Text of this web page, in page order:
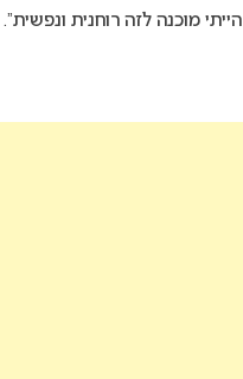
מוכנה לזה רוחנית ונפשית”.